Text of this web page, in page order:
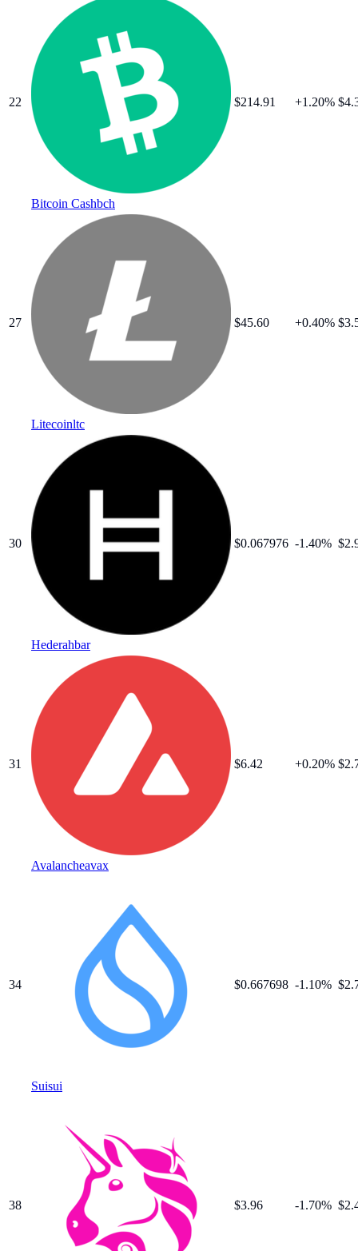
22
Bitcoin Cashbch
$214.91 +1.20%
27
Litecoinltc
$45.60 +0.40%
30
Hederahbar
$0.067976 -1.40%
31
Avalancheavax
$6.42 +0.20%
34
Suisui
$0.667698 -1.10%
38 $3.96 -1.70%